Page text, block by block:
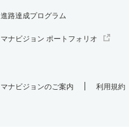
進路達成プログラム
マナビジョン ポートフォリオ
マナビジョンのご案内 利用規約